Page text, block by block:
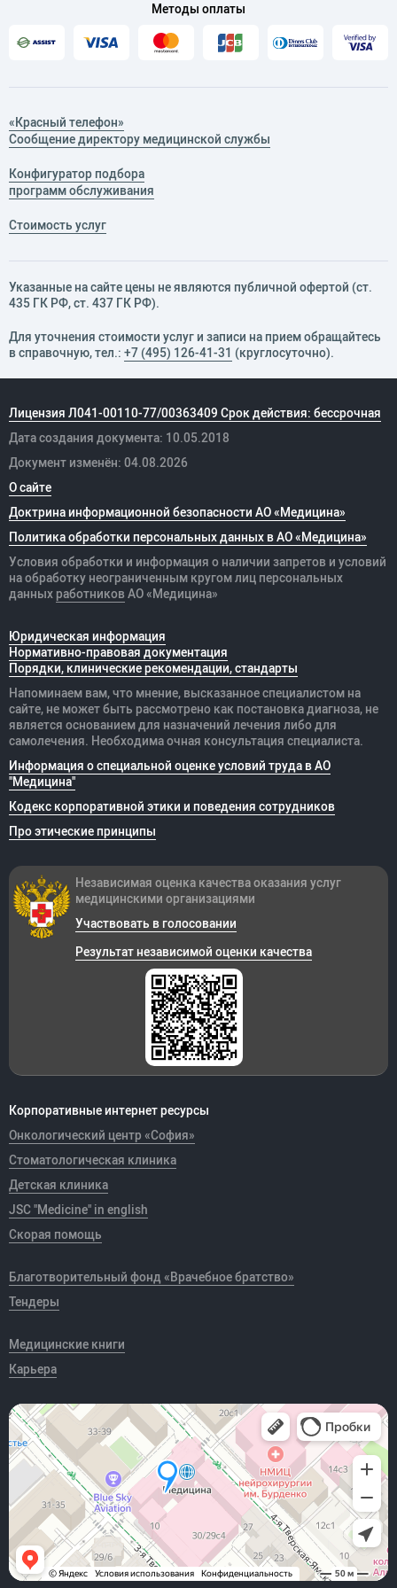
инфекции (COVID-19 ).Методы оплаты
«Красный телефон»
Сообщение директору медицинской службы
Конфигуратор подбора
программ обслуживания
Стоимость услуг
Указанные на сайте цены не являются публичной офертой (ст.
435 ГК РФ, cт. 437 ГК РФ).
Для уточнения стоимости услуг и записи на прием обращайтесь
в справочную, тел.: +7 (495) 126-41-31 (круглосуточно).
Лицензия Л041-00110-77/00363409 Срок действия: бессрочная
Дата создания документа: 10.05.2018
Документ изменён: 04.08.2026
О сайте
Доктрина информационной безопасности АО «Медицина»
Политика обработки персональных данных в АО «Медицина»
Условия обработки и информация о наличии запретов и условий
на обработку неограниченным кругом лиц персональных
данных работников АО «Медицина»
Юридическая информация
Нормативно-правовая документация
Порядки, клинические рекомендации, стандарты
Напоминаем вам, что мнение, высказанное специалистом на
сайте, не может быть рассмотрено как постановка диагноза, не
является основанием для назначений лечения либо для
самолечения. Необходима очная консультация специалиста.
Информация о специальной оценке условий труда в АО
"Медицина"
Кодекс корпоративной этики и поведения сотрудников
Про этические принципы
Корпоративные интернет ресурсы
Онкологический центр «София»
Стоматологическая клиника
Детская клиника
JSC "Medicine" in english
Скорая помощь
Благотворительный фонд «Врачебное братство»
Тендеры
Медицинские книги
Карьера
Независимая оценка качества оказания услуг
медицинскими организациями
Участвовать в голосовании
Результат независимой оценки качества